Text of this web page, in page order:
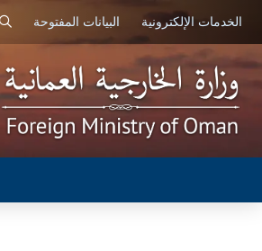
الخدمات الإلكترونية البيانات المفتوحة